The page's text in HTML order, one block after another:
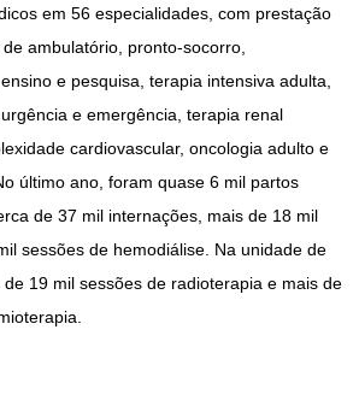
em 56 especialidades, com prestação
ambulatório, pronto-socorro,
e pesquisa, terapia intensiva adulta,
e emergência, terapia renal
cardiovascular, oncologia adulto e
último ano, foram quase 6 mil partos
de 37 mil internações, mais de 18 mil
sessões de hemodiálise. Na unidade de
19 mil sessões de radioterapia e mais de